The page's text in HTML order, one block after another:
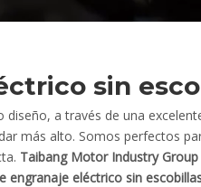
sin
diseño, a través de una
más alto. Somos perfectos
Taibang Motor Industry Group
engranaje eléctrico sin